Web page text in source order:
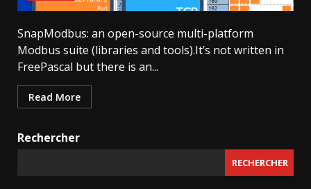
SnapModbus: an open-source multi-platform
Modbus suite (libraries and tools).It’s not written in
FreePascal but there is an...
Read More
Rechercher
RECHERCHER